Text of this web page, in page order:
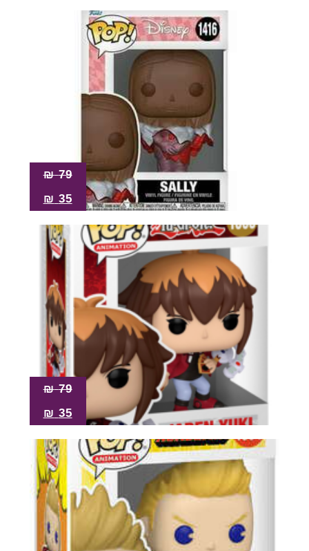
79
₪
35
₪
79
₪
35
₪